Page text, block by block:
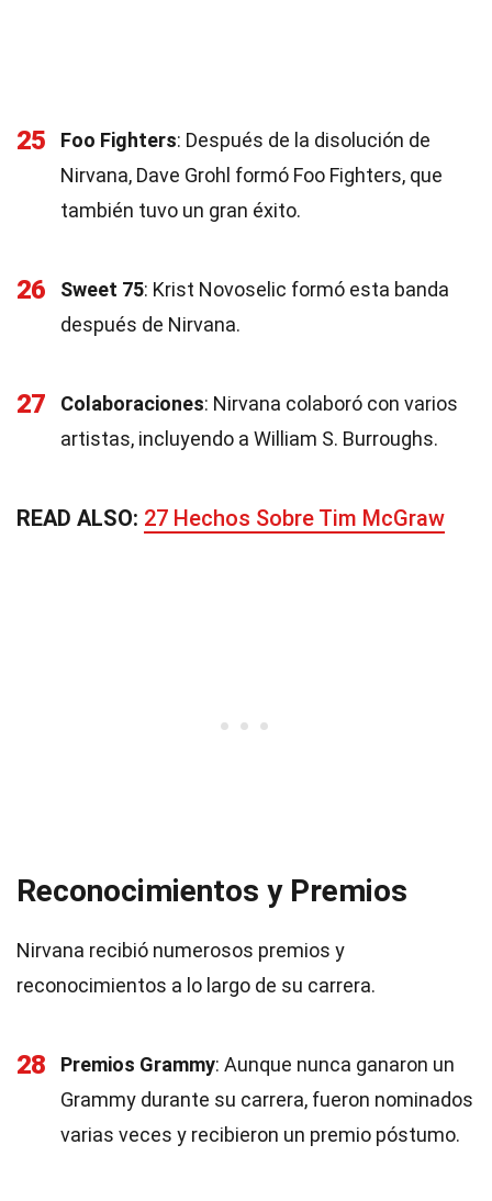
25 Foo Fighters: Después de la disolución de
Nirvana, Dave Grohl formó Foo Fighters, que
también tuvo un gran éxito.
26 Sweet 75: Krist Novoselic formó esta banda
después de Nirvana.
27 Colaboraciones: Nirvana colaboró con varios
artistas, incluyendo a William S. Burroughs.
READ ALSO: 27 Hechos Sobre Tim McGraw
Reconocimientos y Premios
Nirvana recibió numerosos premios y
reconocimientos a lo largo de su carrera.
28 Premios Grammy: Aunque nunca ganaron un
Grammy durante su carrera, fueron nominados
varias veces y recibieron un premio póstumo.